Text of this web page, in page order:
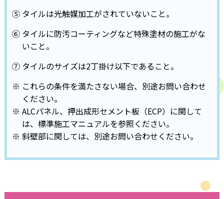
⑤ タイルは光触媒加工がされていないこと。
⑥ タイルに防汚コーティングなど特殊塗材の施工がな
いこと。
⑦ タイルのサイズは2丁掛け以下であること。
※ これらの条件を満たさない場合、別途お問い合わせ
ください。
※ ALCパネル、押出成形セメント板（ECP）に関して
は、標準施工マニュアルを参照ください。
※ 斜壁部に関しては、別途お問い合わせください。